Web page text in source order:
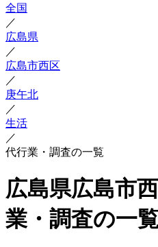
全国
／
広島県
／
広島市西区
／
庚午北
／
生活
／
代行業・調査の一覧
広島県広島市
業・調査の一